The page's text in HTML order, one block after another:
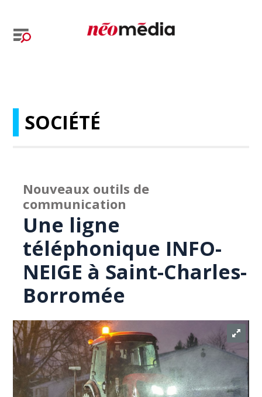
SOCIÉTÉ
Nouveaux outils de
communication
Une ligne
téléphonique INFO-
NEIGE à Saint-Charles-
Borromée